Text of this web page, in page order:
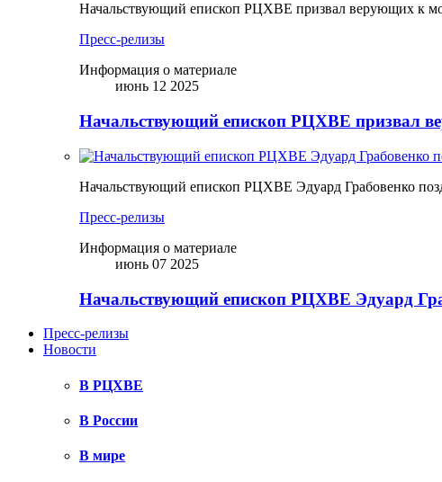
Начальствующий епископ РЦХВЕ призвал верующих к
Пресс-релизы
Информация о материале
июнь 12 2025
Начальствующий епископ РЦХВЕ призвал
Начальствующий епископ РЦХВЕ Эдуард Грабовенко
Пресс-релизы
Информация о материале
июнь 07 2025
Начальствующий епископ РЦХВЕ Эдуард
Пресс-релизы
Новости
В РЦХВЕ
В России
В мире